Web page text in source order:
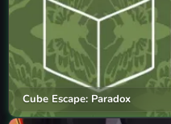
Cube Escape: Paradox